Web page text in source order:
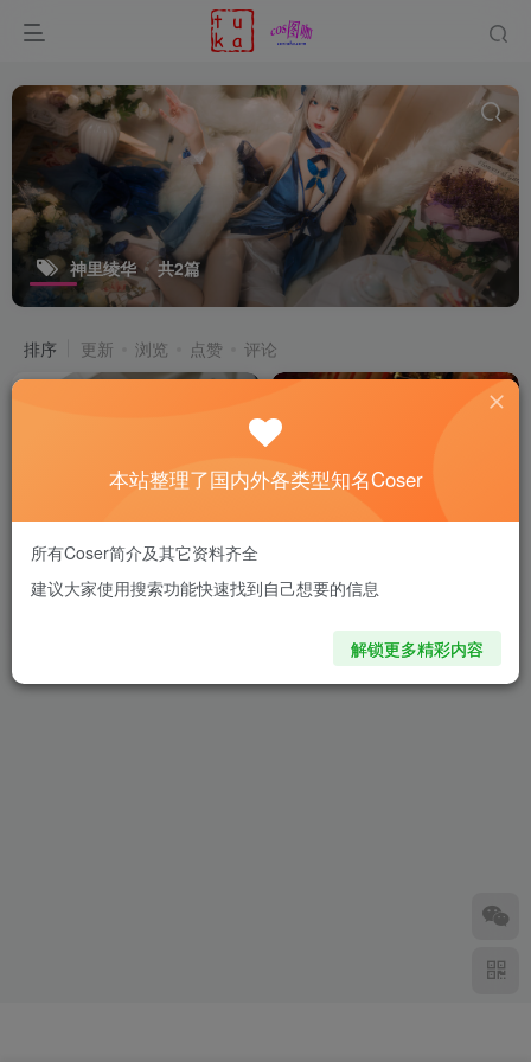
神里绫华 共2篇
排序 更新 浏览 点赞 评论
白鹭公主降临RF！Freya妃芽
神里绫华cos裙摆撩动全场心
神里大小姐的优雅与性感
本站整理了国内外各类型知名Coser
所有Coser简介及其它资料齐全
建议大家使用搜索功能快速找到自己想要的信息
解锁更多精彩内容